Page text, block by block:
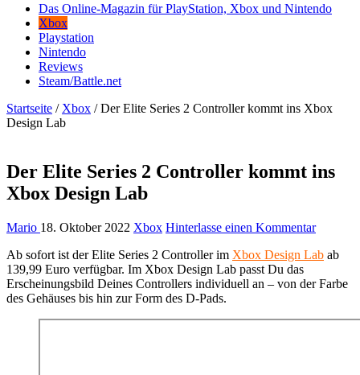
Das Online-Magazin für PlayStation, Xbox und Nintendo
Xbox
Playstation
Nintendo
Reviews
Steam/Battle.net
Startseite / Xbox / Der Elite Series 2 Controller kommt ins Xbox
Design Lab
Der Elite Series 2 Controller kommt ins
Xbox Design Lab
Mario 18. Oktober 2022 Xbox Hinterlasse einen Kommentar
Ab sofort ist der Elite Series 2 Controller im Xbox Design Lab ab
139,99 Euro verfügbar. Im Xbox Design Lab passt Du das
Erscheinungsbild Deines Controllers individuell an – von der Farbe
des Gehäuses bis hin zur Form des D-Pads.